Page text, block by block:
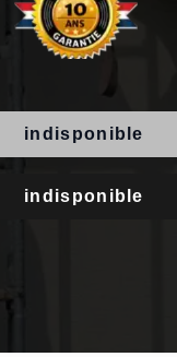
indisponible
indisponible